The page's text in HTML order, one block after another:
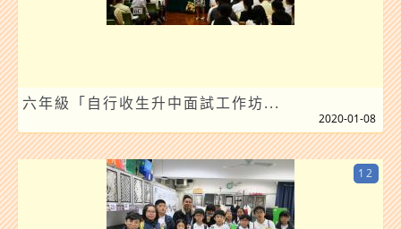
六年級「自行收生升中面試工作坊...
2020-01-08
12